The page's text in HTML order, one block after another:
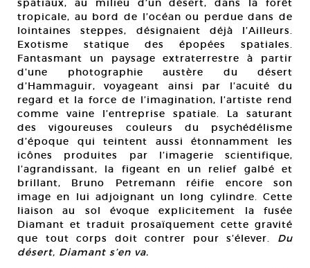
spatiaux, au milieu d’un désert, dans la forêt
tropicale, au bord de l’océan ou perdue dans de
lointaines steppes, désignaient déjà l’Ailleurs.
Exotisme statique des épopées spatiales.
Fantasmant un paysage extraterrestre à partir
d’une photographie austère du désert
d’Hammaguir, voyageant ainsi par l’acuité du
regard et la force de l’imagination, l’artiste rend
comme vaine l’entreprise spatiale. La saturant
des vigoureuses couleurs du psychédélisme
d’époque qui teintent aussi étonnamment les
icônes produites par l’imagerie scientifique,
l’agrandissant, la figeant en un relief galbé et
brillant, Bruno Petremann réifie encore son
image en lui adjoignant un long cylindre. Cette
liaison au sol évoque explicitement la fusée
Diamant et traduit prosaïquement cette gravité
que tout corps doit contrer pour s’élever. Du
désert, Diamant s’en va.